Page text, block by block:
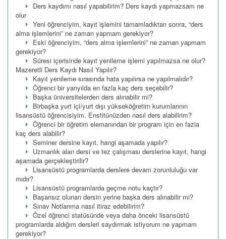
Ders kaydımı nasıl yapabilirim? Ders kaydı yapmazsam ne
olur
Yeni öğrenciyim, kayıt işlemini tamamladıktan sonra, “ders
alma işlemlerini” ne zaman yapmam gerekiyor?
Eski öğrenciyim, “ders alma işlemlerini” ne zaman yapmam
gerekiyor?
Süresi içerisinde kayıt yenileme işlemi yapılmazsa ne olur?
Mazeretli Ders Kaydı Nasıl Yapılır?
Kayıt yenileme sırasında hata yapılırsa ne yapılmalıdır?
Öğrenci bir yarıyılda en fazla kaç ders seçebilir?
Başka üniversitelerden ders alınabilir mi?
Birbaşka yurt içi/yurt dışı yükseköğretim kurumlarının
lisansüstü öğrencisiyim. Enstitünüzden nasıl ders alabilirim?
Öğrenci bir öğretim elemanından bir program için en fazla
kaç ders alabilir?
Seminer dersine kayıt, hangi aşamada yapılır?
Uzmanlık alan dersi ve tez çalışması derslerine kayıt, hangi
aşamada gerçekleştirilir?
Lisansüstü programlarda derslere devam zorunluluğu var
mıdır?
Lisansüstü programlarda geçme notu kaçtır?
Başarısız olunan dersin yerine başka ders alınabilir mi?
Sınav Notlarıma nasıl itiraz edebilirim?
Özel öğrenci statüsünde veya daha önceki lisansüstü
programlarda aldığım dersleri saydırmak istiyorum ne yapmam
gerekiyor?